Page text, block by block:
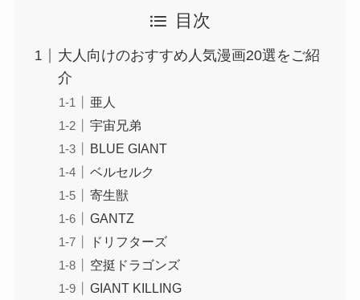
目次
大人向けのおすすめ人気漫画20選をご紹
介
亜人
宇宙兄弟
BLUE GIANT
ベルセルク
寄生獣
GANTZ
ドリフターズ
空挺ドラゴンズ
GIANT KILLING